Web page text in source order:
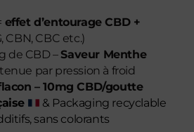
effet d’entourage CBD +
CBN, CBC etc.)
de CBD –Saveur Menthe
par pression à froid
– 10mg CBD/goutte
& Packaging recyclable
sans colorants